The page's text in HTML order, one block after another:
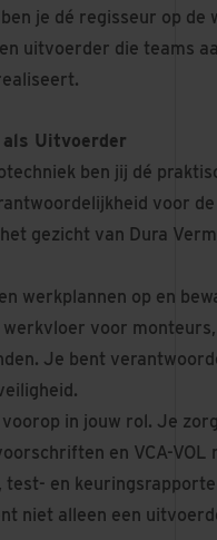
je dé regisseur op de
uitvoerder die teams
als Uitvoerder
ben jij dé
voor
gezicht van Dura
werkplannen op en
voor
Je bent
in jouw rol. Je
en VCA-
en
niet alleen een